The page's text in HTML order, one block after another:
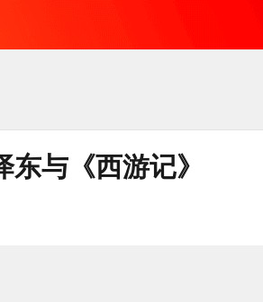
与《西游记》